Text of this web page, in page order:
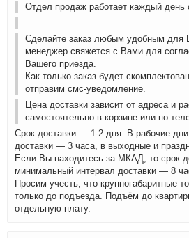
Отдел продаж работает каждый день
Сделайте заказ любым удобным для
менеджер свяжется с Вами для
Вашего приезда.
Как только заказ будет
отправим смс-уведомление.
Цена доставки зависит от адреса и
самостоятельно в корзине или по
Срок доставки — 1-2 дня. В рабочие
доставки — 3 часа, в выходные и
Если Вы находитесь за МКАД, то срок
минимальный интервал доставки — 8
Просим учесть, что крупногабаритные
только до подъезда. Подъём до
отдельную плату.